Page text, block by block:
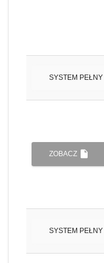
SYSTEM
ZOBACZ insert_drive_file
SYSTEM